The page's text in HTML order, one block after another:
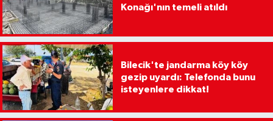
Konağı'nın temeli atıldı
Bilecik'te jandarma köy köy
gezip uyardı: Telefonda bunu
isteyenlere dikkat!